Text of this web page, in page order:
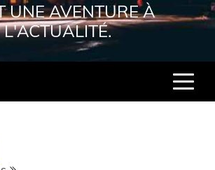
UNE AVENTURE À
L'ACTUALITÉ.